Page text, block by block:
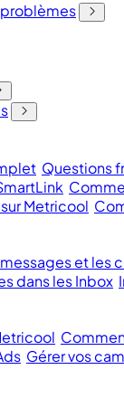
Questions
Metricool
et les
dans les Inbox
Gérer vos